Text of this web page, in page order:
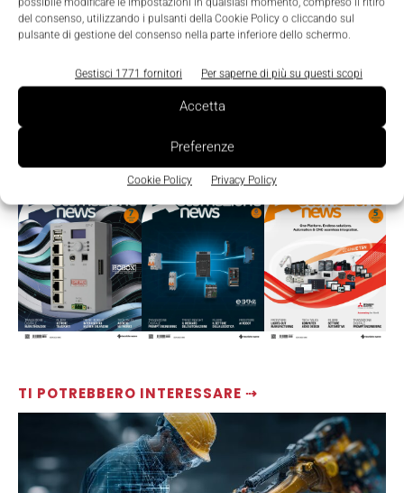
del consenso, utilizzando i pulsanti della Cookie Policy o cliccando sul
pulsante di gestione del consenso nella parte inferiore dello schermo.
Gestisci 1771 fornitori Per saperne di più su questi scopi
Accetta
Preferenze
Cookie Policy Privacy Policy
LEGGI LA RIVISTA ⇢
TI POTREBBERO INTERESSARE ⇢